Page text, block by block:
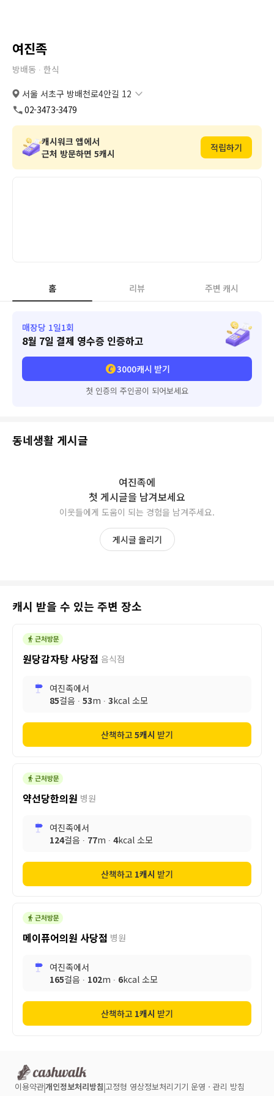
여진족
방배동 ∙ 한식
서울 서초구 방배천로4안길 12
도로명 서울 서초구 방배천로4안길 12
02-3473-3479
캐시워크 앱에서
근처 방문하면 5캐시
적립하기
홈 리뷰 주변 캐시
매장당 1일1회
8월 7일 결제 영수증 인증하고
3000캐시 받기
첫 인증의 주인공이 되어보세요
동네생활 게시글
여진족에
첫 게시글을 남겨보세요
이웃들에게 도움이 되는 경험을 남겨주세요.
게시글 올리기
캐시 받을 수 있는 주변 장소
원당감자탕 사당점 음식점
여진족에서
85걸음 ∙ 53m ∙ 3kcal 소모
산책하고5캐시 받기
약선당한의원 병원
여진족에서
124걸음 ∙ 77m ∙ 4kcal 소모
산책하고 1캐시 받기
메이퓨어의원 사당점 병원
여진족에서
165걸음 ∙ 102m ∙ 6kcal 소모
산책하고 1캐시 받기
이용약관개인정보처리방침 고정형 영상정보처리기기 운영ㆍ관리 방침